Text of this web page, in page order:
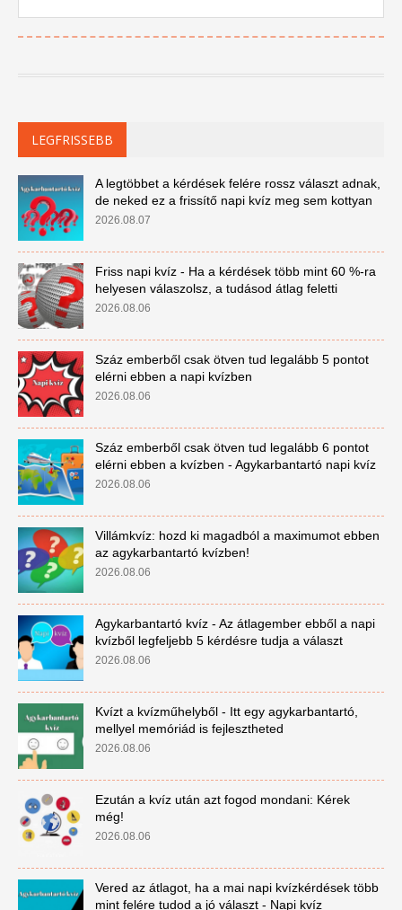
LEGFRISSEBB
A legtöbbet a kérdések felére rossz választ adnak,
de neked ez a frissítő napi kvíz meg sem kottyan
2026.08.07
Friss napi kvíz - Ha a kérdések több mint 60 %-ra
helyesen válaszolsz, a tudásod átlag feletti
2026.08.06
Száz emberből csak ötven tud legalább 5 pontot
elérni ebben a napi kvízben
2026.08.06
Száz emberből csak ötven tud legalább 6 pontot
elérni ebben a kvízben - Agykarbantartó napi kvíz
2026.08.06
Villámkvíz: hozd ki magadból a maximumot ebben
az agykarbantartó kvízben!
2026.08.06
Agykarbantartó kvíz - Az átlagember ebből a napi
kvízből legfeljebb 5 kérdésre tudja a választ
2026.08.06
Kvízt a kvízműhelyből - Itt egy agykarbantartó,
mellyel memóriád is fejlesztheted
2026.08.06
Ezután a kvíz után azt fogod mondani: Kérek
még!
2026.08.06
Vered az átlagot, ha a mai napi kvízkérdések több
mint felére tudod a jó választ - Napi kvíz